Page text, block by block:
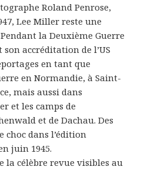
Roland Penrose,
Lee Miller reste une
la Deuxième Guerre
accréditation de l’US
en tant que
en Normandie, à Saint-
mais aussi dans
et les camps de
et de Dachau. Des
choc dans l’édition
juin 1945.
la célèbre revue visibles au